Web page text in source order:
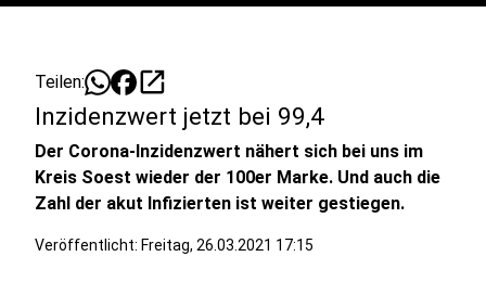
Teilen: open_in_new
Inzidenzwert jetzt bei 99,4
Der Corona-Inzidenzwert nähert sich bei uns im
Kreis Soest wieder der 100er Marke. Und auch die
Zahl der akut Infizierten ist weiter gestiegen.
Veröffentlicht: Freitag, 26.03.2021 17:15